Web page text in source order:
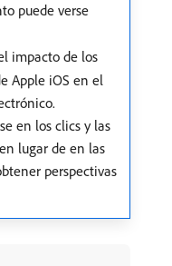
puede verse
impacto de los
Apple iOS en el
en los clics y las
lugar de en las
perspectivas